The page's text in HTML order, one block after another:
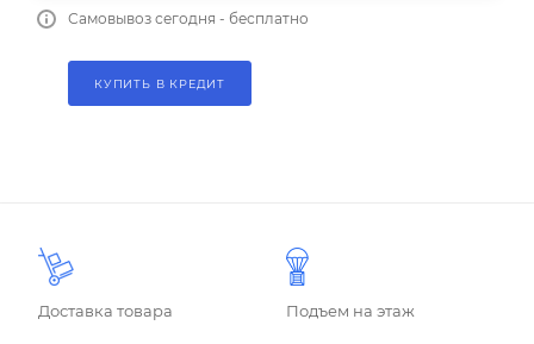
Самовывоз сегодня - бесплатно
КУПИТЬ В КРЕДИТ
Доставка товара Подъем на этаж